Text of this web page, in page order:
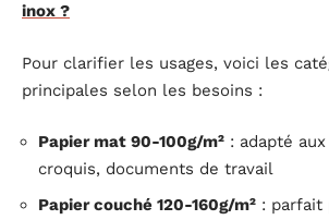
inox ?
Pour clarifier les usages, voici les
principales selon les besoins :
Papier mat 90-100g/m² : adapté
croquis, documents de travail
Papier couché 120-160g/m² : parfait